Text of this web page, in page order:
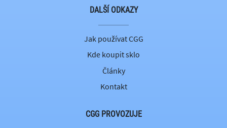
DALŠÍ ODKAZY
Jak používat CGG
Kde koupit sklo
Články
Kontakt
CGG PROVOZUJE